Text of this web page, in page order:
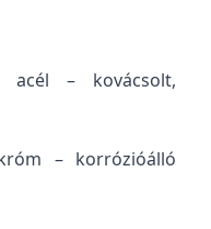
acél – kovácsolt,
– korrózióálló